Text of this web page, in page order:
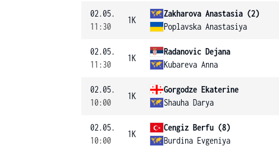
02.05.
11:30
1K
Zakharova Anastasia (2)
Poplavska Anastasiya
02.05.
11:30
1K
Radanovic Dejana
Kubareva Anna
02.05.
10:00
1K
Gorgodze Ekaterine
Shauha Darya
02.05.
10:00
1K
Cengiz Berfu (8)
Burdina Evgeniya